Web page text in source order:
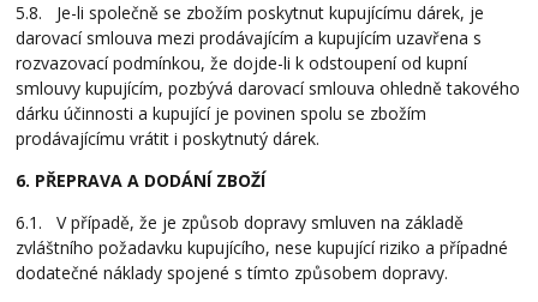
5.8. Je-li společně se zbožím poskytnut kupujícímu dárek, je
darovací smlouva mezi prodávajícím a kupujícím uzavřena s
rozvazovací podmínkou, že dojde-li k odstoupení od kupní
smlouvy kupujícím, pozbývá darovací smlouva ohledně takového
dárku účinnosti a kupující je povinen spolu se zbožím
prodávajícímu vrátit i poskytnutý dárek.
6. PŘEPRAVA A DODÁNÍ ZBOŽÍ
6.1. V případě, že je způsob dopravy smluven na základě
zvláštního požadavku kupujícího, nese kupující riziko a případné
dodatečné náklady spojené s tímto způsobem dopravy.